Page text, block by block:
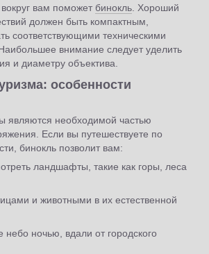
вам поможет бинокль . Хороший
должен быть компактным,
соответствующими техническими
внимание следует уделить
и диаметру объектива.
особенности
являются необходимой частью
Если вы путешествуете по
бинокль позволит вам:
ландшафты, такие как горы, леса
и животными в их естественной
небо ночью, вдали от городского